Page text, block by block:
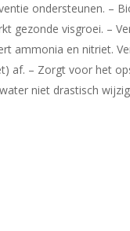
ondersteunen. –
gezonde visgroei. –
ammonia en nitriet.
af. – Zorgt voor het
niet drastisch